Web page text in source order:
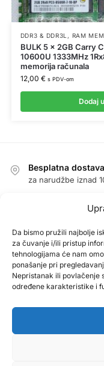
Da bismo pružili najbolje
za čuvanje i/ili pristup
tehnologijama će nam
ponašanje pri
Nepristanak ili povlačenje
određene karakteristike i
DDR3 & DDR3L , RAM
BULK 5 x 2GB Carry
10600U 1333MHz
memorija računala
12,00 € s PDV-om
Dodaj
Besplatna dostava
za narudžbe iznad
jamstvo povrata
Jamstvo
1 godina jamstva
Sigurna kupnja
PayPal /